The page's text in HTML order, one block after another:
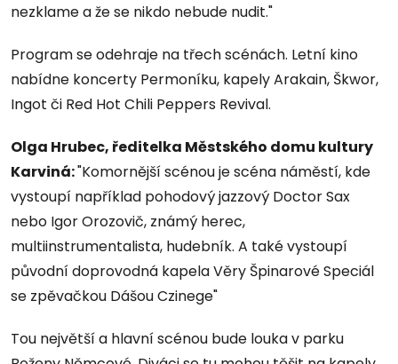
nezklame a že se nikdo nebude nudit."
Program se odehraje na třech scénách. Letní kino
nabídne koncerty Permoníku, kapely Arakain, Škwor,
Ingot či Red Hot Chili Peppers Revival.
Olga Hrubec, ředitelka Městského domu kultury
Karviná:"Komornější scénou je scéna náměstí, kde
vystoupí například pohodový jazzový Doctor Sax
nebo Igor Orozovič, známý herec,
multiinstrumentalista, hudebník. A také vystoupí
původní doprovodná kapela Věry Špinarové Speciál
se zpěvačkou Dášou Czinege"
Tou největší a hlavní scénou bude louka v parku